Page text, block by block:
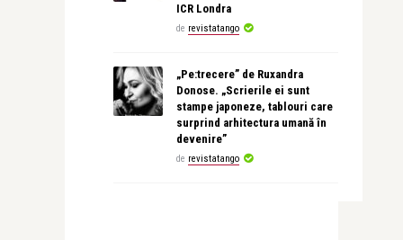
ICR Londra
de revistatango
„Pe:trecere” de Ruxandra
Donose. „Scrierile ei sunt
stampe japoneze, tablouri care
surprind arhitectura umană în
devenire”
de revistatango